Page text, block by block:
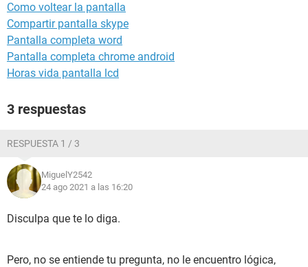
Como voltear la pantalla
Compartir pantalla skype
Pantalla completa word
Pantalla completa chrome android
Horas vida pantalla lcd
3 respuestas
RESPUESTA 1 / 3
MiguelY2542
24 ago 2021 a las 16:20
Disculpa que te lo diga.
Pero, no se entiende tu pregunta, no le encuentro lógica,